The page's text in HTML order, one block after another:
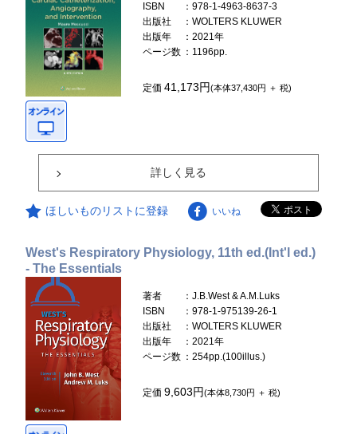
ISBN
：978-1-4963-8637-3
出版社
：WOLTERS KLUWER
出版年
：2021年
ページ数 ：1196pp.
定価41,173円(本体37,430円 ＋ 税)
詳しく見る
ほしいものリストに登録 いいね
West's Respiratory Physiology, 11th ed.(Int'l ed.)
- The Essentials
著者
：J.B.West & A.M.Luks
ISBN
：978-1-975139-26-1
出版社
：WOLTERS KLUWER
出版年
：2021年
ページ数 ：254pp.(100illus.)
定価9,603円(本体8,730円 ＋ 税)